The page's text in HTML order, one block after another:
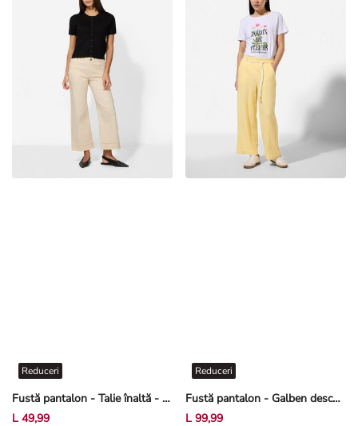
Fustă pantalon - Talie înaltă - Alb-crem deschis
Reduceri
L 49,99
Fustă pantalon - Galben deschis
Reduceri
L 99,99